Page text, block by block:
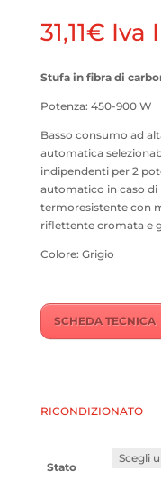
31,11€ Iva
Stufa in fibra di
Potenza: 450-900 W
Basso consumo ad
automatica
indipendenti per 2
automatico in caso di
termoresistente con
riflettente cromata e
Colore: Grigio
SCHEDA TECNICA
RICONDIZIONATO
Stato